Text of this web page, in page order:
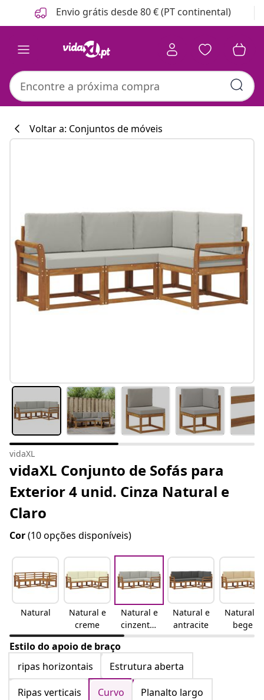
Anterior
Seguinte Envio grátis desde 80 € (PT continental)
Voltar a: Conjuntos de móveis
vidaXL
vidaXL Conjunto de Sofás para
Exterior 4 unid. Cinza Natural e
Claro
Cor(10 opções disponíveis)
Natural
Natural e
creme
Natural e
cinzento-
claro
Natural e
antracite
Natural e
bege
Estilo do apoio de braço
ripas horizontais
Estrutura aberta
Ripas verticais
Curvo
Planalto largo